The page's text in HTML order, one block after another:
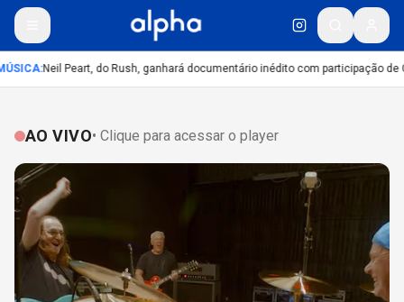
:Neil Peart, do Rush, ganhará documentário inédito com participação de
AO VIVO• Clique para acessar o player